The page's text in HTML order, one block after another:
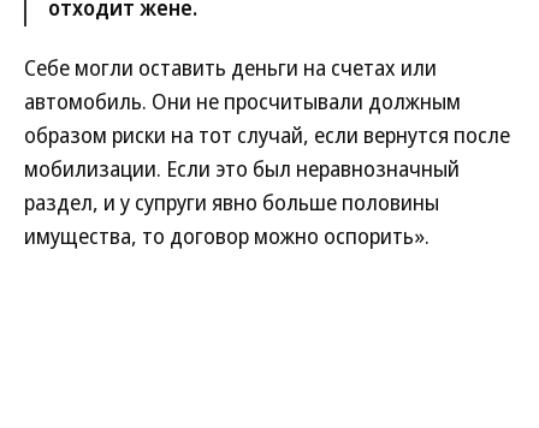
отходит жене.
Себе могли оставить деньги на счетах или
автомобиль. Они не просчитывали должным
образом риски на тот случай, если вернутся после
мобилизации. Если это был неравнозначный
раздел, и у супруги явно больше половины
имущества, то договор можно оспорить».